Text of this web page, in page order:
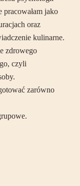
jako
oraz
kulinarne.
zdrowego
czyli
zarówno